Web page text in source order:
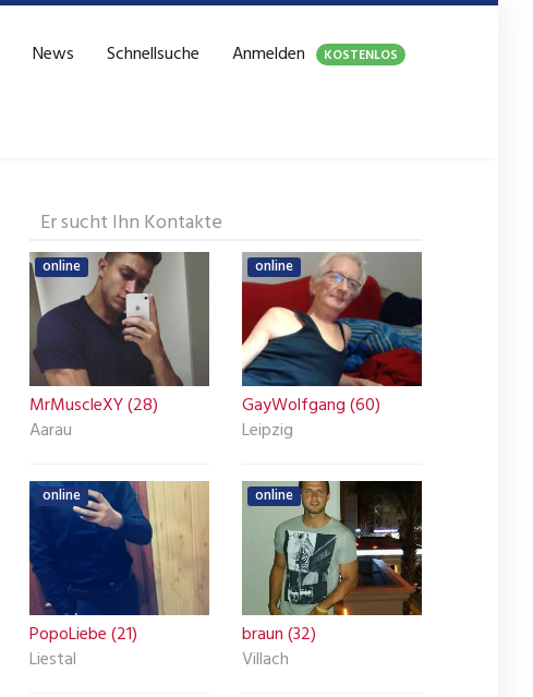
News Schnellsuche Anmelden KOSTENLOS
Er sucht Ihn Kontakte
online
MrMuscleXY (28)
Aarau
online
GayWolfgang (60)
Leipzig
online
PopoLiebe (21)
Liestal
online
braun (32)
Villach